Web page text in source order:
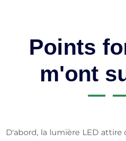
Points
m'ont
D'abord, la lumière LED